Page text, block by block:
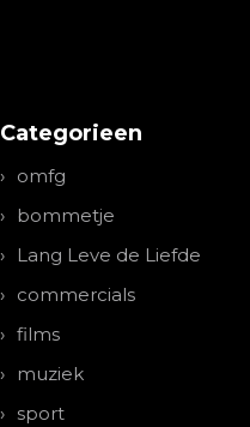
Categorieen
omfg
bommetje
Lang Leve de Liefde
commercials
films
muziek
sport